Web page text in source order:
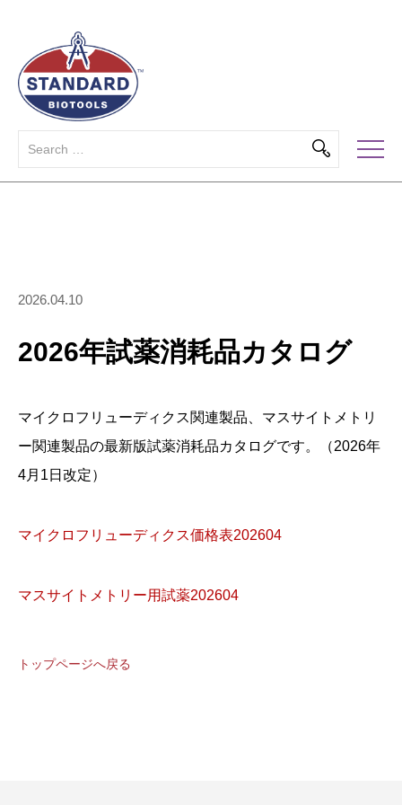
2026.04.10
2026年試薬消耗品カタログ
マイクロフリューディクス関連製品、マスサイトメトリ
ー関連製品の最新版試薬消耗品カタログです。（2026年
4月1日改定）
マイクロフリューディクス価格表202604
マスサイトメトリー用試薬202604
トップページへ戻る